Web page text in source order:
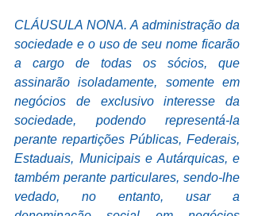
CLÁUSULA NONA. A administração da
sociedade e o uso de seu nome ficarão
a cargo de todas os sócios, que
assinarão isoladamente, somente em
negócios de exclusivo interesse da
sociedade, podendo representá-la
perante repartições Públicas, Federais,
Estaduais, Municipais e Autárquicas, e
também perante particulares, sendo-lhe
vedado, no entanto, usar a